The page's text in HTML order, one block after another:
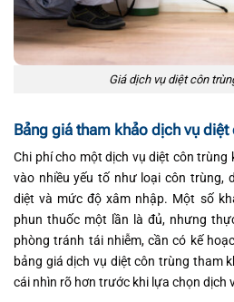
Giá dịch vụ diệt côn
Bảng giá tham khảo dịch vụ
Chi phí cho một dịch vụ diệt côn
vào nhiều yếu tố như loại côn trùng,
diệt và mức độ xâm nhập. Một số
phun thuốc một lần là đủ, nhưng
phòng tránh tái nhiễm, cần có kế
bảng giá dịch vụ diệt côn trùng tham
cái nhìn rõ hơn trước khi lựa chọn dịch